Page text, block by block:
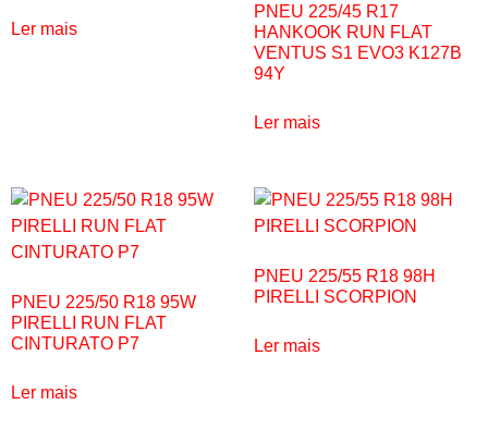
Ler mais
PNEU 225/45 R17
HANKOOK RUN FLAT
VENTUS S1 EVO3 K127B
94Y
Ler mais
PNEU 225/50 R18 95W
PIRELLI RUN FLAT
CINTURATO P7
Ler mais
PNEU 225/55 R18 98H
PIRELLI SCORPION
Ler mais